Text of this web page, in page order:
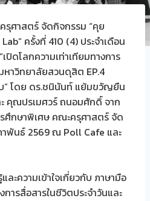
ศาสตร์ จัดกิจกรรม “คุย
ครั้งที่ 410 (4) ประจำเดือน
ปิดโลกความเท่าเทียมทางการ
าวิทยาลัยสวนดุสิต EP.4
” โดย ดร.ชนินันท์ แย้มขวัญยืน
คุณปรเมศวร์ ถนอมศักดิ์ จาก
ศึกษาพิเศษ คณะครุศาสตร์ จัด
พันธ์ 2569 ณ Poll Cafe และ
ละความเข้าใจเกี่ยวกับ ภาษามือ
ารสื่อสารในชีวิตประจำวันและ